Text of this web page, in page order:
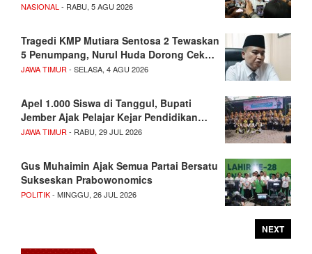
NASIONAL - RABU, 5 AGU 2026
Tragedi KMP Mutiara Sentosa 2 Tewaskan
5 Penumpang, Nurul Huda Dorong Cek…
JAWA TIMUR - SELASA, 4 AGU 2026
Apel 1.000 Siswa di Tanggul, Bupati
Jember Ajak Pelajar Kejar Pendidikan…
JAWA TIMUR - RABU, 29 JUL 2026
Gus Muhaimin Ajak Semua Partai Bersatu
Sukseskan Prabowonomics
POLITIK- MINGGU, 26 JUL 2026
NEXT